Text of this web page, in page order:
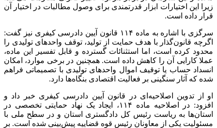
زیرا این اختیارات ابزار قدرتمندی برای وصول مطالبات در اختیار آن
قرار داده است.
سرگزی با اشاره به ماده ۱۱۴ قانون آیین دادرسی کیفری نیز گفت:
اگرچه قانون‌گذار با هدف حمایت از تولید، توقف واحدهای تولیدی را
محدود کرده است، اما استثنائات گسترده و قابل تفسیر این ماده،
عملا کارایی آن را کاهش داده است. همچنین در برخی موارد، امکان
انسداد حساب یا توقیف اموال واحدهای تولیدی با تصمیماتی فراهم
شده که آثار سنگینی بر فعالیت اقتصادی بنگاه‌ها دارد.
او از تدوین اصلاحیه‌ای در قانون آیین دادرسی کیفری خبر داد و
افزود: در اصلاحیه ماده ۱۱۴، ایجاد یک نهاد حمایتی تخصصی در
استان‌ها به ریاست رئیس کل دادگستری استان و در سطح ملی با
مسئولیت یکی از معاونان رئیس قوه قضاییه پیش‌بینی شده است. بر